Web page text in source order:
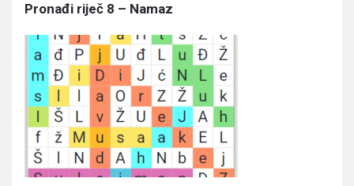
Pronađi riječ 8 – Namaz